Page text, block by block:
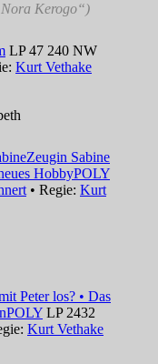
„Nora Kerogo“)
LP 47 240 NW
Kurt Vethake
Zeugin Sabine
HobbyPOLY
• Regie: Kurt
Peter los? • Das
POLY LP 2432
Kurt Vethake